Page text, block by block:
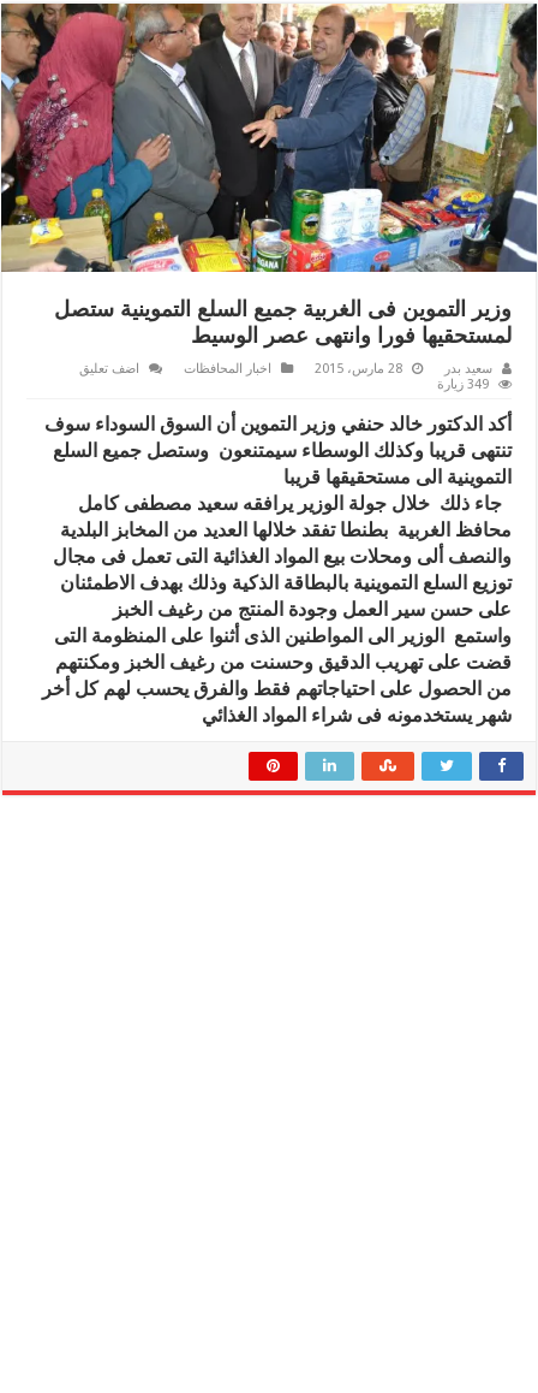
وزير التموين فى الغربية جميع السلع التموينية ستصل
لمستحقيها فورا وانتهى عصر الوسيط
سعيد بدر 28 مارس، 2015 اخبار المحافظات
اضف تعليق
349 زيارة
أكد الدكتور خالد حنفي وزير التموين أن السوق السوداء سوف
تنتهى قريبا وكذلك الوسطاء سيمتنعون وستصل جميع السلع
التموينية الى مستحقيقها قريبا
جاء ذلك خلال جولة الوزير يرافقه سعيد مصطفى كامل
محافظ الغربية بطنطا تفقد خلالها العديد من المخابز البلدية
والنصف ألى ومحلات بيع المواد الغذائية التى تعمل فى مجال
توزيع السلع التموينية بالبطاقة الذكية وذلك بهدف الاطمئنان
على حسن سير العمل وجودة المنتج من رغيف الخبز
واستمع الوزير الى المواطنين الذى أثنوا على المنظومة التى
قضت على تهريب الدقيق وحسنت من رغيف الخبز ومكنتهم
من الحصول على احتياجاتهم فقط والفرق يحسب لهم كل أخر
شهر يستخدمونه فى شراء المواد الغذائي